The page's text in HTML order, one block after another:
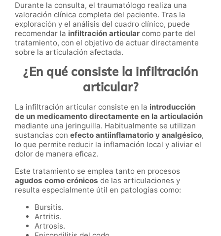
Durante la consulta, el traumatólogo realiza una
valoración clínica completa del paciente. Tras la
exploración y el análisis del cuadro clínico, puede
recomendar la infiltración articular como parte del
tratamiento, con el objetivo de actuar directamente
sobre la articulación afectada.
¿En qué consiste la infiltración
articular?
La infiltración articular consiste en la introducción
de un medicamento directamente en la articulación
mediante una jeringuilla. Habitualmente se utilizan
sustancias con efecto antiinflamatorio y analgésico,
lo que permite reducir la inflamación local y aliviar el
dolor de manera eficaz.
Este tratamiento se emplea tanto en procesos
agudos como crónicos de las articulaciones y
resulta especialmente útil en patologías como:
Bursitis.
Artritis.
Artrosis.